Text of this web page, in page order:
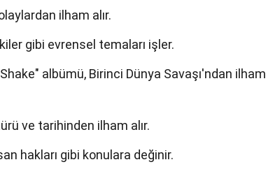
ilham alır.
gibi evrensel temaları işler.
albümü, Birinci Dünya Savaşı'ndan ilham
ve tarihinden ilham alır.
hakları gibi konulara değinir.